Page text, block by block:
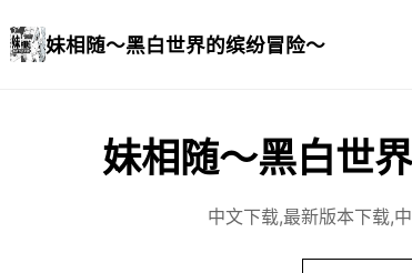
妹相随～黑白世界的缤纷冒险～
妹相随～黑白世
中文下载,最新版本下载,